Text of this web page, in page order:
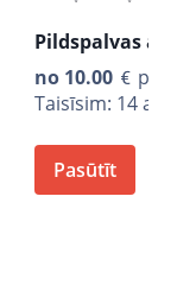
Pildspalvas ar
no 10.00
par
Taisīsim: 14
Pasūtīt